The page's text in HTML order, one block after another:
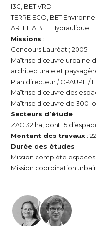
I3C, BET VRD
TERRE ECO, BET
ARTELIA BET Hydraulique
Missions :
Concours Lauréat ; 2005
Maîtrise d’œuvre urbaine
architecturale et
Plan directeur / CPAUPE /
Maîtrise d’œuvre des
Maîtrise d’œuvre de 300
Secteurs d’étude
ZAC 32 ha, dont 15
Montant des travaux :
Durée des études :
Mission complète espaces
Mission coordination